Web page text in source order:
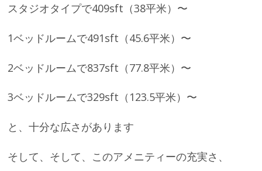
スタジオタイプで409sft（38平米）〜
1ベッドルームで491sft（45.6平米）〜
2ベッドルームで837sft（77.8平米）〜
3ベッドルームで329sft（123.5平米）〜
と、十分な広さがあります
そして、そして、このアメニティーの充実さ、